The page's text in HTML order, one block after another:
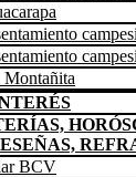
Montañita
BCV